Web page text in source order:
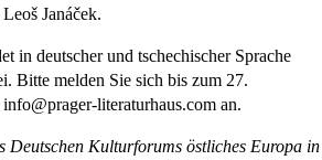
Janáček.
in deutscher und tschechischer Sprache
Bitte melden Sie sich bis zum 27.
literaturhaus.com an.
Deutschen Kulturforums östliches Europa in